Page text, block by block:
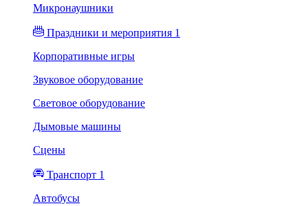
Микронаушники
Праздники и мероприятия 1
Корпоративные игры
Звуковое оборудование
Световое оборудование
Дымовые машины
Сцены
Транспорт 1
Автобусы